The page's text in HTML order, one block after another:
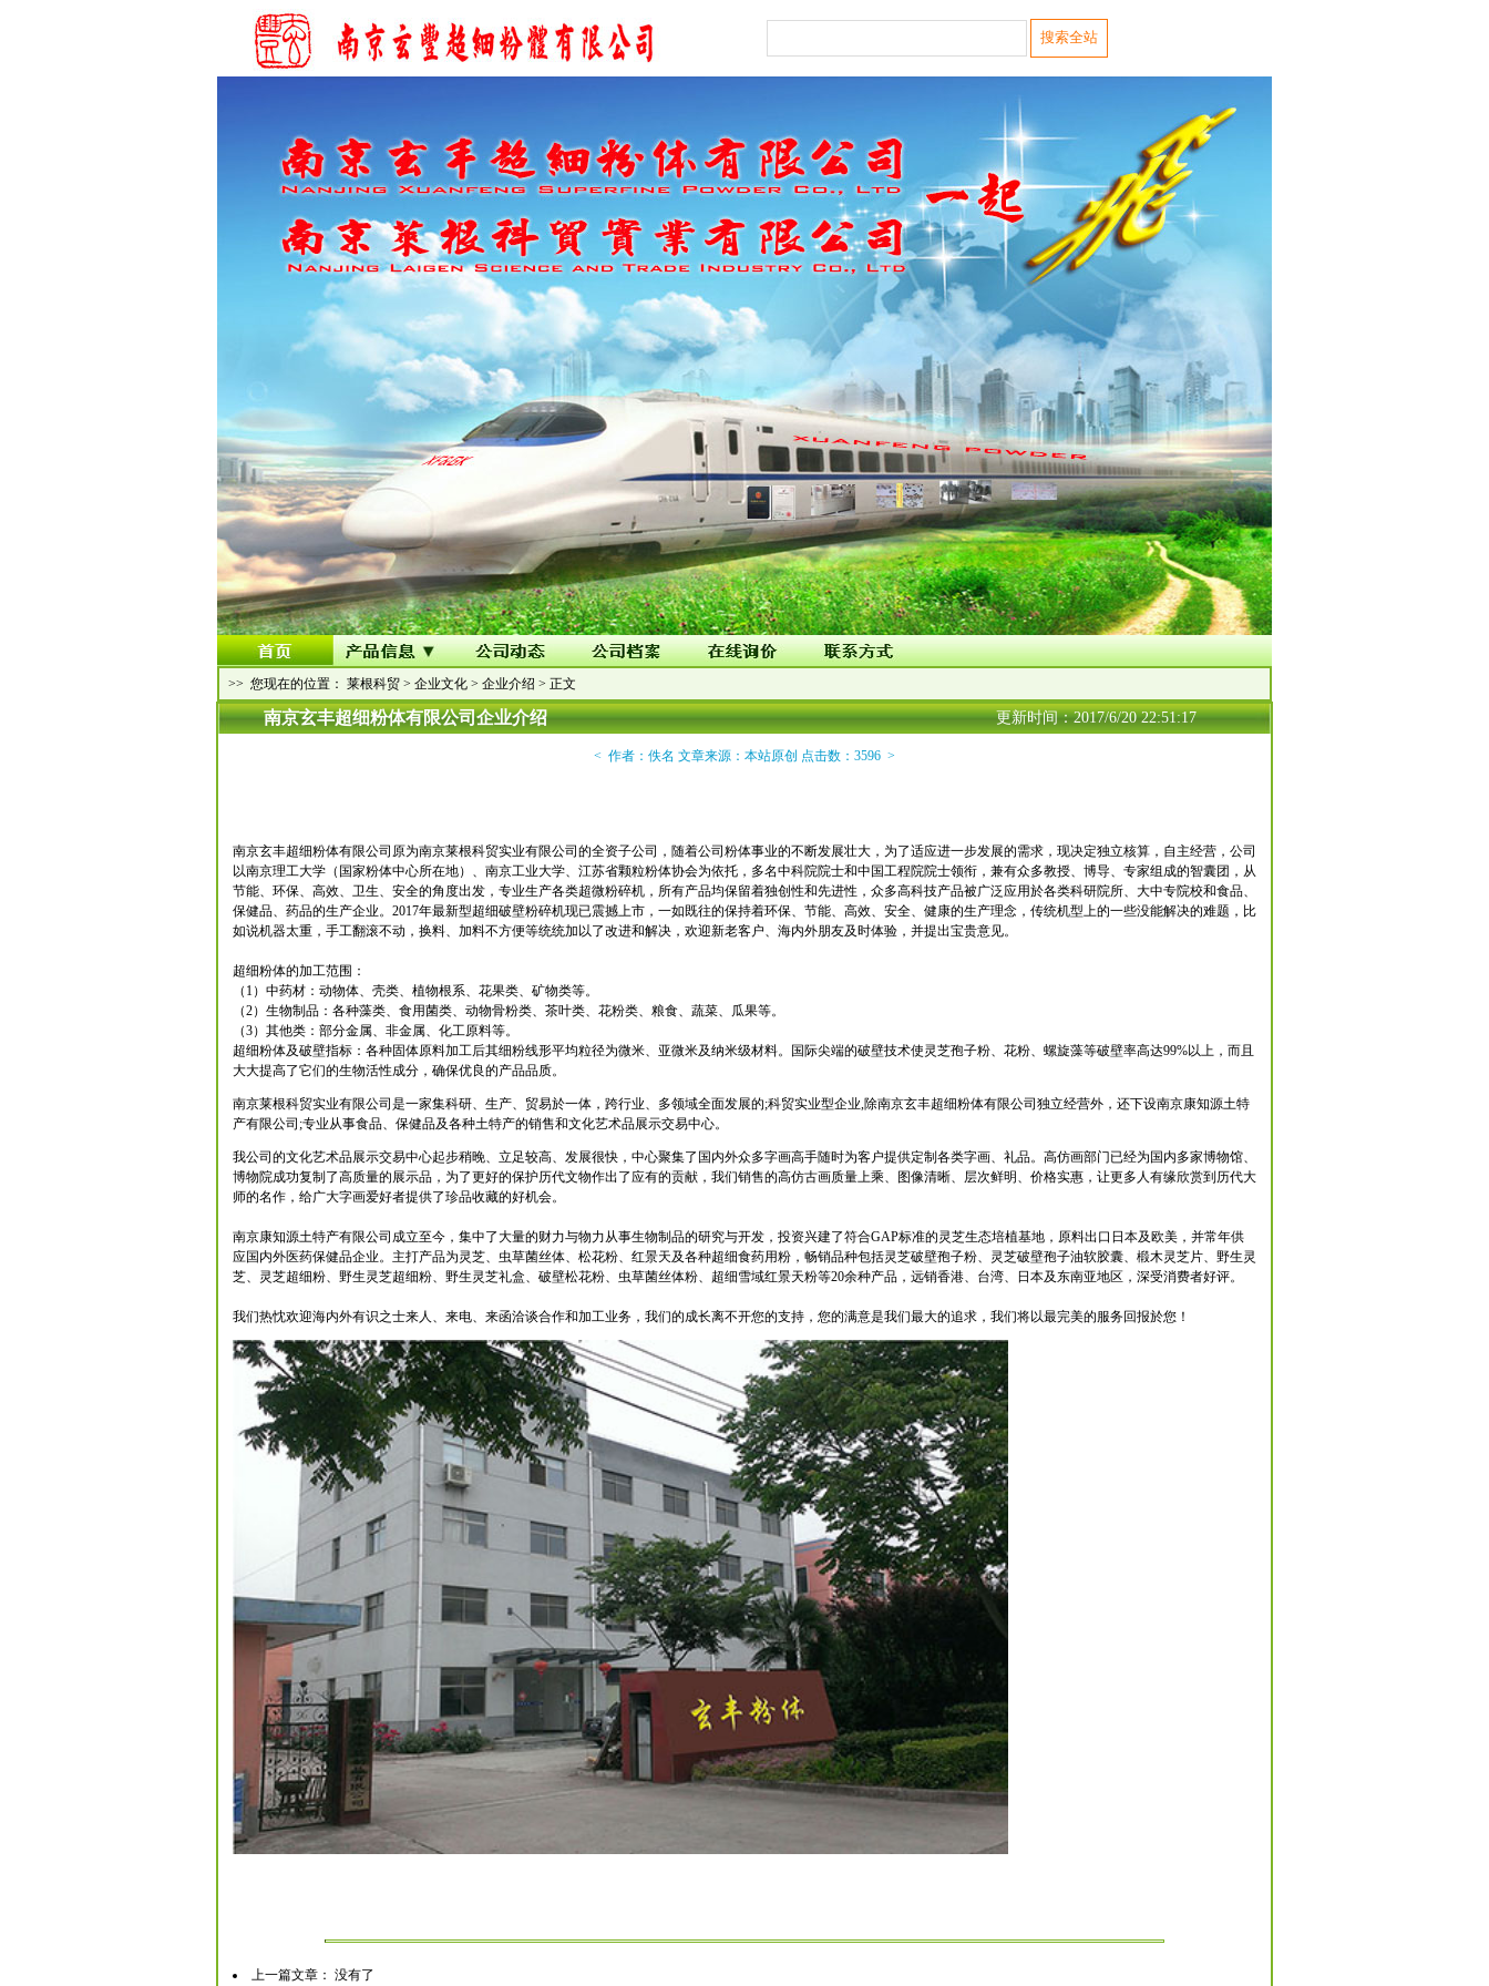
>> 您现在的位置： 莱根科贸 > 企业文化 > 企业介绍 > 正文
南京玄丰超细粉体有限公司企业介绍 更新时间：2017/6/20 22:51:17
< 作者：佚名 文章来源：本站原创 点击数：3596 >
南京玄丰超细粉体有限公司原为南京莱根科贸实业有限公司的全资子公司，随着公司粉体事业的不断发展壮大，为了适应进一步发展的需求，现决定独立核算，自主经营，公司
以南京理工大学（国家粉体中心所在地）、南京工业大学、江苏省颗粒粉体协会为依托，多名中科院院士和中国工程院院士领衔，兼有众多教授、博导、专家组成的智囊团，从
节能、环保、高效、卫生、安全的角度出发，专业生产各类超微粉碎机，所有产品均保留着独创性和先进性，众多高科技产品被广泛应用於各类科研院所、大中专院校和食品、
保健品、药品的生产企业。2017年最新型超细破壁粉碎机现已震撼上市，一如既往的保持着环保、节能、高效、安全、健康的生产理念，传统机型上的一些没能解决的难题，比
如说机器太重，手工翻滚不动，换料、加料不方便等统统加以了改进和解决，欢迎新老客户、海内外朋友及时体验，并提出宝贵意见。
超细粉体的加工范围：
（1）中药材：动物体、壳类、植物根系、花果类、矿物类等。
（2）生物制品：各种藻类、食用菌类、动物骨粉类、茶叶类、花粉类、粮食、蔬菜、瓜果等。
（3）其他类：部分金属、非金属、化工原料等。
超细粉体及破壁指标：各种固体原料加工后其细粉线形平均粒径为微米、亚微米及纳米级材料。国际尖端的破壁技术使灵芝孢子粉、花粉、螺旋藻等破壁率高达99%以上，而且
大大提高了它们的生物活性成分，确保优良的产品品质。
南京莱根科贸实业有限公司是一家集科研、生产、贸易於一体，跨行业、多领域全面发展的;科贸实业型企业,除南京玄丰超细粉体有限公司独立经营外，还下设南京康知源土特
产有限公司;专业从事食品、保健品及各种土特产的销售和文化艺术品展示交易中心。
我公司的文化艺术品展示交易中心起步稍晚、立足较高、发展很快，中心聚集了国内外众多字画高手随时为客户提供定制各类字画、礼品。高仿画部门已经为国内多家博物馆、
博物院成功复制了高质量的展示品，为了更好的保护历代文物作出了应有的贡献，我们销售的高仿古画质量上乘、图像清晰、层次鲜明、价格实惠，让更多人有缘欣赏到历代大
师的名作，给广大字画爱好者提供了珍品收藏的好机会。
南京康知源土特产有限公司成立至今，集中了大量的财力与物力从事生物制品的研究与开发，投资兴建了符合GAP标准的灵芝生态培植基地，原料出口日本及欧美，并常年供
应国内外医药保健品企业。主打产品为灵芝、虫草菌丝体、松花粉、红景天及各种超细食药用粉，畅销品种包括灵芝破壁孢子粉、灵芝破壁孢子油软胶囊、椴木灵芝片、野生灵
芝、灵芝超细粉、野生灵芝超细粉、野生灵芝礼盒、破壁松花粉、虫草菌丝体粉、超细雪域红景天粉等20余种产品，远销香港、台湾、日本及东南亚地区，深受消费者好评。
我们热忱欢迎海内外有识之士来人、来电、来函洽谈合作和加工业务，我们的成长离不开您的支持，您的满意是我们最大的追求，我们将以最完美的服务回报於您！
上一篇文章： 没有了